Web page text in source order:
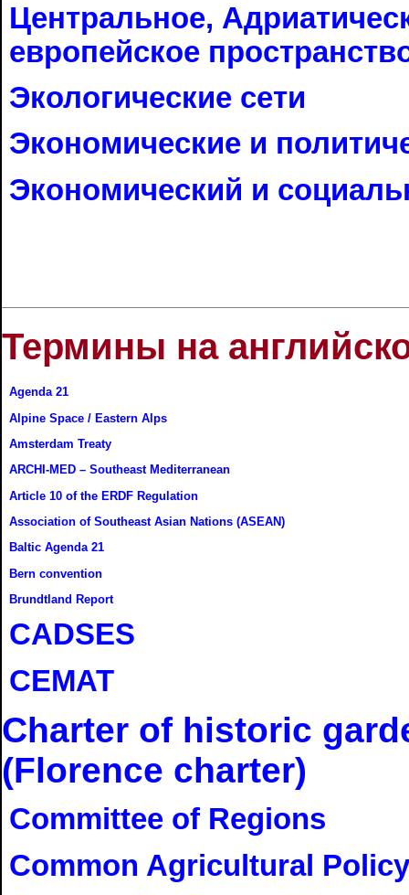
Центральное,
европейское
Экологические сети
Экономические и
Экономический и
Термины на
Agenda 21
Alpine Space / Eastern Alps
Amsterdam Treaty
ARCHI-MED – Southeast Mediterranean
Article 10 of the ERDF Regulation
Association of Southeast Asian Nations (ASEAN)
Baltic Agenda 21
Bern convention
Brundtland Report
CADSES
CEMAT
Charter of historic
(Florence сharter)
Committee of Regions
Common Agricultural